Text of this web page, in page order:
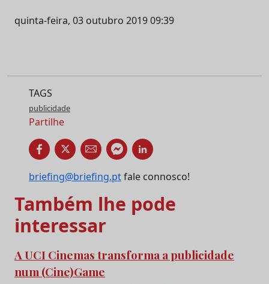
quinta-feira, 03 outubro 2019 09:39
TAGS
publicidade
Partilhe
briefing@briefing.ptfale connosco!
Também lhe pode
interessar
A UCI Cinemas transforma a publicidade
num (Cine)Game